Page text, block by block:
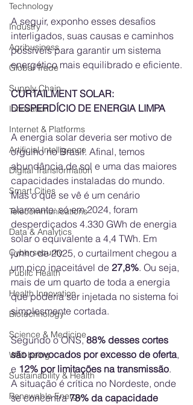
Technology
Industry
Agribusiness
Global Trade
Supply Chain
Innovation
Internet & Platforms
Artificial Intelligence
Digital Transformation
Smart Cities
Telecommunications
Data & Analytics
Cybersecurity
Public Health
Health Innovation
Biotechnology
Science & Medicine
Well-being
Sustainability & Health
Renewable Energy
A seguir, exponho esses desafios
interligados, suas causas e caminhos
possíveis para garantir um sistema
energético mais equilibrado e eficiente.
CURTAILMENT SOLAR:
DESPERDÍCIO DE ENERGIA LIMPA
A energia solar deveria ser motivo de
orgulho no Brasil. Afinal, temos
abundância de sol e uma das maiores
capacidades instaladas do mundo.
Mas o que se vê é um cenário
alarmante: só em 2024, foram
desperdiçados 4.330 GWh de energia
solar o equivalente a 4,4 TWh. Em
junho de 2025, o curtailment chegou a
um pico inaceitável de 27,8%. Ou seja,
mais de um quarto de toda a energia
que poderia ser injetada no sistema foi
simplesmente cortada.
Segundo o ONS, 88% desses cortes
são provocados por excesso de oferta,
e 12% por limitações na transmissão.
A situação é crítica no Nordeste, onde
se concentra 78% da capacidade